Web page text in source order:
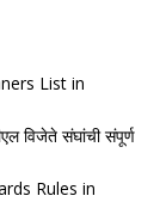
List in
विजेते संघांची संपूर्ण
Rules in